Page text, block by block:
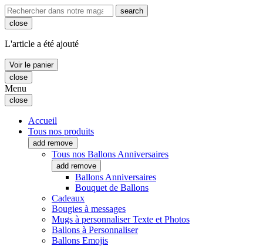
search
close
L'article a été ajouté
Voir le panier
close
Menu
close
Accueil
Tous nos produits
add remove
Tous nos Ballons Anniversaires
add remove
Ballons Anniversaires
Bouquet de Ballons
Cadeaux
Bougies à messages
Mugs à personnaliser Texte et Photos
Ballons à Personnaliser
Ballons Emojis